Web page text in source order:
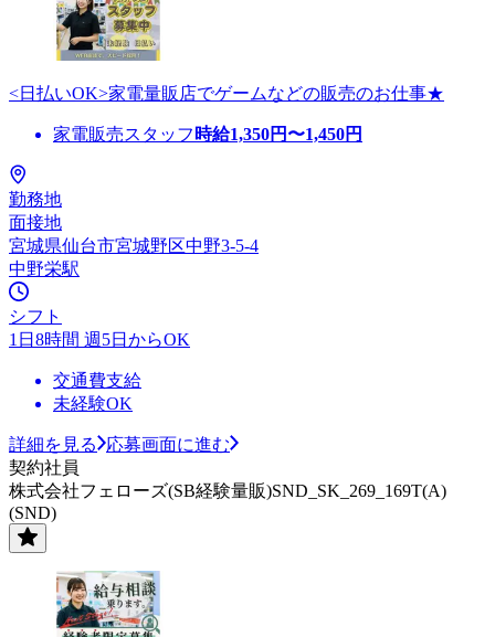
<日払いOK>家電量販店でゲームなどの販売のお仕事★
家電販売スタッフ 時給1,350円〜1,450円
勤務地
面接地
宮城県仙台市宮城野区中野3-5-4
中野栄駅
シフト
1日8時間 週5日からOK
交通費支給
未経験OK
詳細を見る
応募画面に進む
契約社員
株式会社フェローズ(SB経験量販)SND_SK_269_169T(A)
(SND)